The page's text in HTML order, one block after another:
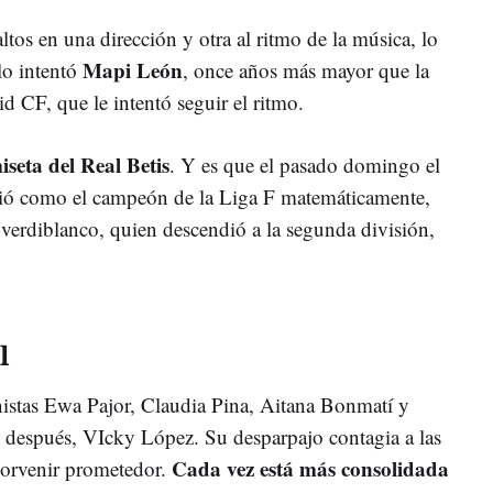
en una dirección y otra al ritmo de la música, lo
intentó Mapi León, once años más mayor que la
CF, que le intentó seguir el ritmo.
del Real Betis. Y es que el pasado domingo el
como el campeón de la Liga F matemáticamente,
quien descendió a la segunda división,
Ewa Pajor, Claudia Pina, Aitana Bonmatí y
VIcky López. Su desparpajo contagia a las
prometedor. Cada vez está más consolidada